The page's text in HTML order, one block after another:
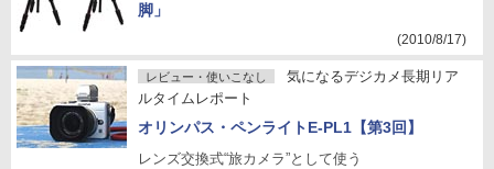
脚」
(2010/8/17)
レビュー・使いこなし
気になるデジカメ長期リア
ルタイムレポート
オリンパス・ペンライトE-PL1【第3回】
レンズ交換式“旅カメラ”として使う